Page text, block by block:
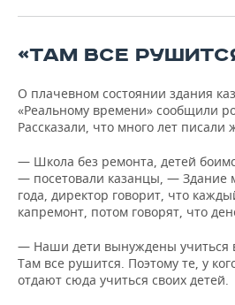
«ТАМ ВСЕ
О плачевном состоянии здания
«Реальному времени» сообщили
Рассказали, что много лет
— Школа без ремонта, детей
— посетовали казанцы, — Здание
года, директор говорит, что
капремонт, потом говорят, что
— Наши дети вынуждены учиться
Там все рушится. Поэтому те, у
отдают сюда учиться своих детей.